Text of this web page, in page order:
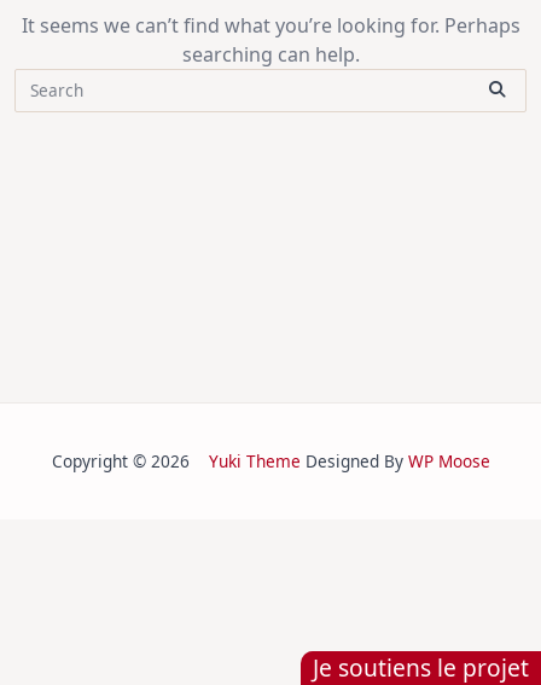
Je soutiens le projet
It seems we can’t find what you’re looking for. Perhaps
searching can help.
Search
Copyright © 2026 Yuki Theme Designed By WP Moose